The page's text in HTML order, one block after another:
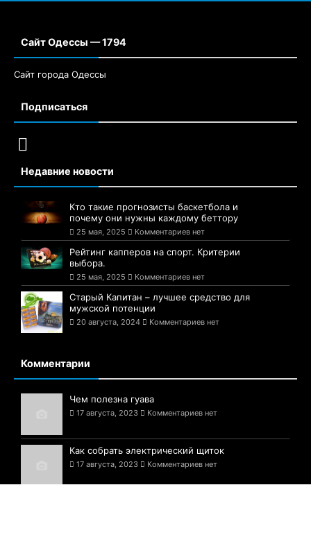
Сайт Одессы — 1794
Сайт города Одессы
Подписаться
Недавние новости
Кто такие прогнозисты баскетбола и
почему они нужны каждому беттору
25 мая, 2025 Комментариев нет
Рейтинг капперов на спорт. Критерии
выбора.
25 мая, 2025 Комментариев нет
Старый Капитан – лучшее средство для
мужской потенции
20 августа, 2024 Комментариев нет
Комментарии
Чем полезна гуава
17 августа, 2023 Комментариев нет
Как собрать электрический щиток
17 августа, 2023 Комментариев нет